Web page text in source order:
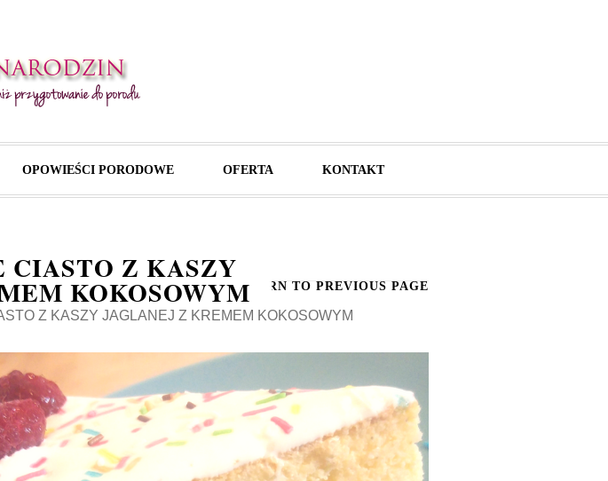
OPOWIEŚCI PORODOWE OFERTA KONTAKT
CIASTO Z KASZY
KOKOSOWYM
Z KASZY JAGLANEJ Z KREMEM KOKOSOWYM
RETURN TO PREVIOUS PAGE